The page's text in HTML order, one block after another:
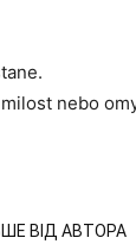
nebo
ВІД АВТОРА